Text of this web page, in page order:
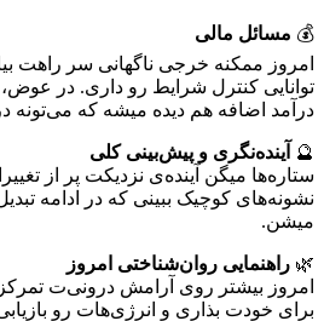
💰 مسائل مالی
امروز ممکنه خرجی ناگهانی سر راهت
توانایی کنترل شرایط رو داری. در
درآمد اضافه هم دیده میشه که می‌تونه
🔮 آینده‌نگری و پیش‌بینی کلی
ستاره‌ها میگن آینده‌ی نزدیکت پر از
نشونه‌های کوچیک ببینی که در ادامه
میشن.
🌿 راهنمایی روان‌شناختی امروز
امروز بیشتر روی آرامش درونی‌ت
برای خودت بذاری و انرژی‌هات رو